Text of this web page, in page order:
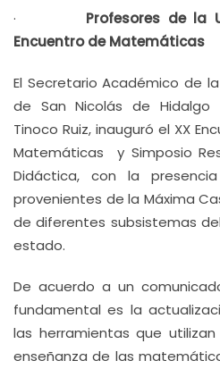
· Profesores de la
Encuentro de Matemáticas
El Secretario Académico de
de San Nicolás de Hidalgo
Tinoco Ruiz, inauguró el XX
Matemáticas y Simposio
Didáctica, con la
provenientes de la Máxima
de diferentes subsistemas
estado.
De acuerdo a un
fundamental es la
las herramientas que
enseñanza de las